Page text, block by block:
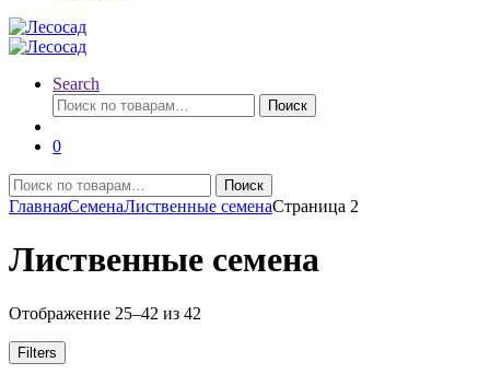
Search
Искать:
Поиск
0
Искать:
Поиск
ГлавнаяСеменаЛиственные семенаСтраница 2
Лиственные семена
Отображение 25–42 из 42
Filters